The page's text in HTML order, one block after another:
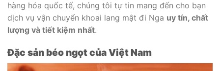
hàng hóa quốc tế, chúng tôi tự tin mang đến cho bạn
dịch vụ vận chuyển khoai lang mật đi Nga uy tín, chất
lượng và tiết kiệm nhất.
Đặc sản béo ngọt của Việt Nam